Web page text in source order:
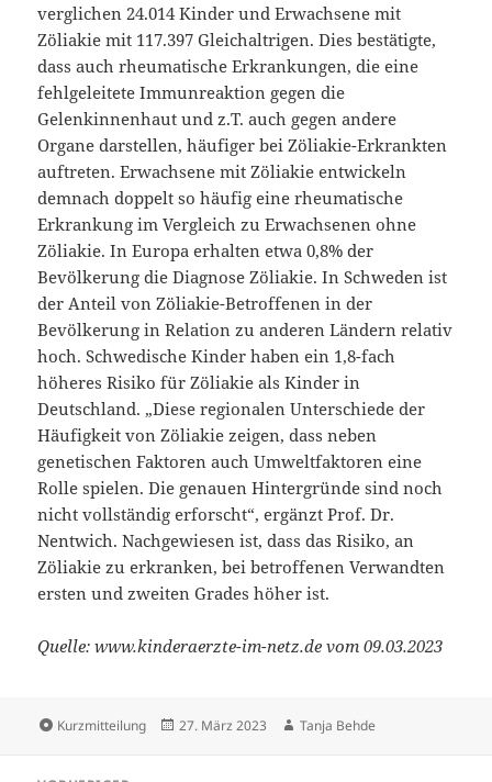
verglichen 24.014 Kinder und Erwachsene mit
Zöliakie mit 117.397 Gleichaltrigen. Dies bestätigte,
dass auch rheumatische Erkrankungen, die eine
fehlgeleitete Immunreaktion gegen die
Gelenkinnenhaut und z.T. auch gegen andere
Organe darstellen, häufiger bei Zöliakie-Erkrankten
auftreten. Erwachsene mit Zöliakie entwickeln
demnach doppelt so häufig eine rheumatische
Erkrankung im Vergleich zu Erwachsenen ohne
Zöliakie. In Europa erhalten etwa 0,8% der
Bevölkerung die Diagnose Zöliakie. In Schweden ist
der Anteil von Zöliakie-Betroffenen in der
Bevölkerung in Relation zu anderen Ländern relativ
hoch. Schwedische Kinder haben ein 1,8-fach
höheres Risiko für Zöliakie als Kinder in
Deutschland. „Diese regionalen Unterschiede der
Häufigkeit von Zöliakie zeigen, dass neben
genetischen Faktoren auch Umweltfaktoren eine
Rolle spielen. Die genauen Hintergründe sind noch
nicht vollständig erforscht“, ergänzt Prof. Dr.
Nentwich. Nachgewiesen ist, dass das Risiko, an
Zöliakie zu erkranken, bei betroffenen Verwandten
ersten und zweiten Grades höher ist.
Quelle: www.kinderaerzte-im-netz.de vom 09.03.2023
Format
Kurzmitteilung
Veröffentlicht
27. März 2023 Autor
Tanja Behde